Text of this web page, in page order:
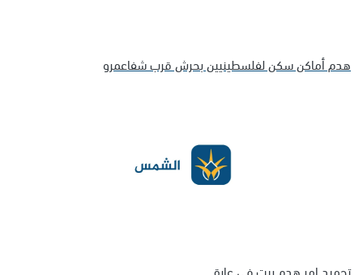
هدم أماكن سكن لفلسطينيين بحرش قرب شفاعمرو